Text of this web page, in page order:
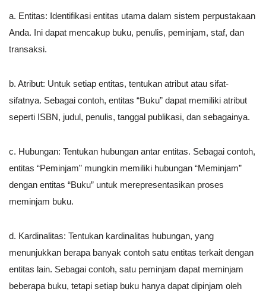
a. Entitas: Identifikasi entitas utama dalam sistem perpustakaan
Anda. Ini dapat mencakup buku, penulis, peminjam, staf, dan
transaksi.
b. Atribut: Untuk setiap entitas, tentukan atribut atau sifat-
sifatnya. Sebagai contoh, entitas “Buku” dapat memiliki atribut
seperti ISBN, judul, penulis, tanggal publikasi, dan sebagainya.
c. Hubungan: Tentukan hubungan antar entitas. Sebagai contoh,
entitas “Peminjam” mungkin memiliki hubungan “Meminjam”
dengan entitas “Buku” untuk merepresentasikan proses
meminjam buku.
d. Kardinalitas: Tentukan kardinalitas hubungan, yang
menunjukkan berapa banyak contoh satu entitas terkait dengan
entitas lain. Sebagai contoh, satu peminjam dapat meminjam
beberapa buku, tetapi setiap buku hanya dapat dipinjam oleh